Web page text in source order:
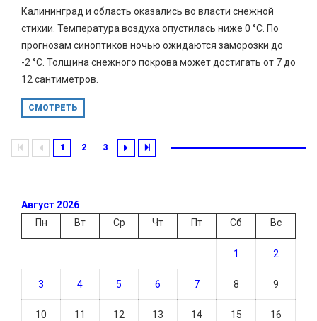
Калининград и область оказались во власти снежной
стихии. Температура воздуха опустилась ниже 0 °С. По
прогнозам синоптиков ночью ожидаются заморозки до
-2 °С. Толщина снежного покрова может достигать от 7 до
12 сантиметров.
СМОТРЕТЬ
1 2 3
Август 2026
Пн
Вт Ср Чт Пт Сб Вс
1 2
3 4 5 6 7 8 9
10 11 12 13 14 15 16